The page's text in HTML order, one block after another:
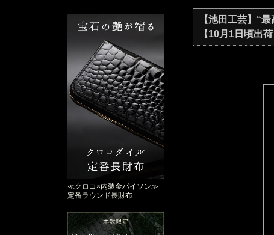
≪クロコ×内装金パイソン≫
定番ラウンド長財布
【池田工芸】“
【10月1日頃出荷